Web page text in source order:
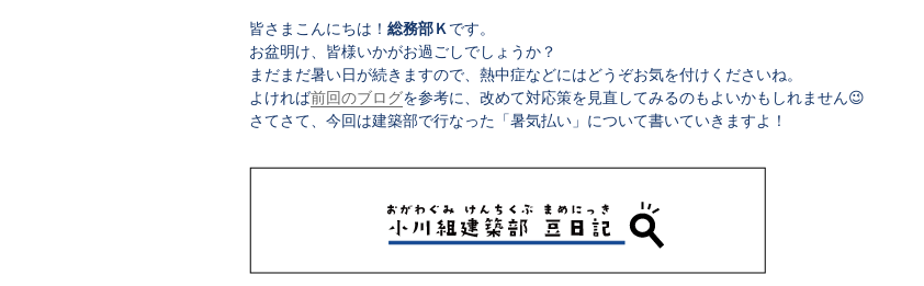
皆さまこんにちは！ 総務部Ｋ です。
お盆明け、皆様いかがお過ごしでしょうか？
まだまだ暑い日が続きますので、熱中症などにはどうぞお気を付けくださいね。
よければ前回のブログを参考に、改めて対応策を見直してみるのもよいかもしれません😉
さてさて、今回は建築部で行なった「暑気払い」について書いていきますよ！